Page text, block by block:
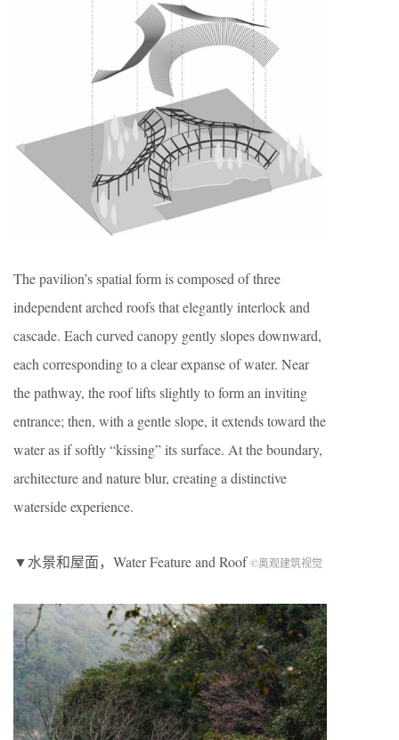
The pavilion’s spatial form is composed of three
independent arched roofs that elegantly interlock and
cascade. Each curved canopy gently slopes downward,
each corresponding to a clear expanse of water. Near
the pathway, the roof lifts slightly to form an inviting
entrance; then, with a gentle slope, it extends toward the
water as if softly “kissing” its surface. At the boundary,
architecture and nature blur, creating a distinctive
waterside experience.
▼水景和屋面，Water Feature and Roof©奥观建筑视觉